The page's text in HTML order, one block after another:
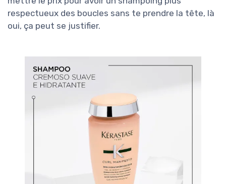
respectueux des boucles sans te prendre la tête, là
oui, ça peut se justifier.